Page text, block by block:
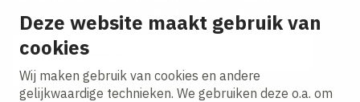
Deze website maakt gebruik van
cookies
Wij maken gebruik van cookies en andere
gelijkwaardige technieken. We gebruiken deze o.a. om
Ontvang onze nieuws alerts in je mailbox!
E-mailadres
Ik ga akkoord met hetprivacy statement.